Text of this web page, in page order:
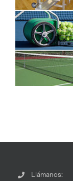
Llámanos: